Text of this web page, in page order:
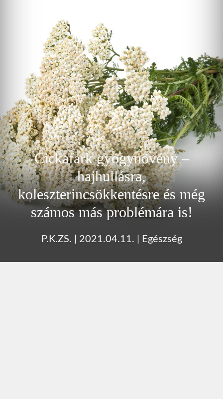
Cickafark gyógynövény –
hajhullásra,
koleszterincsökkentésre és még
számos más problémára is!
P.K.ZS. 2021.04.11. Egészség